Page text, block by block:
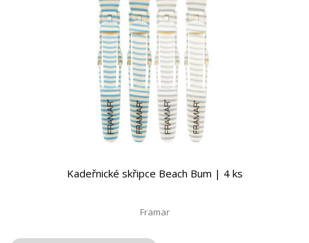
Kadeřnické skřipce Beach Bum | 4 ks
Framar